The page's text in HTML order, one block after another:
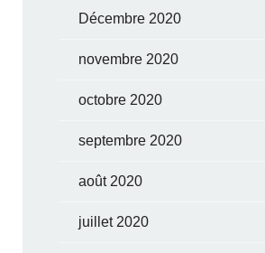
Décembre 2020
novembre 2020
octobre 2020
septembre 2020
août 2020
juillet 2020